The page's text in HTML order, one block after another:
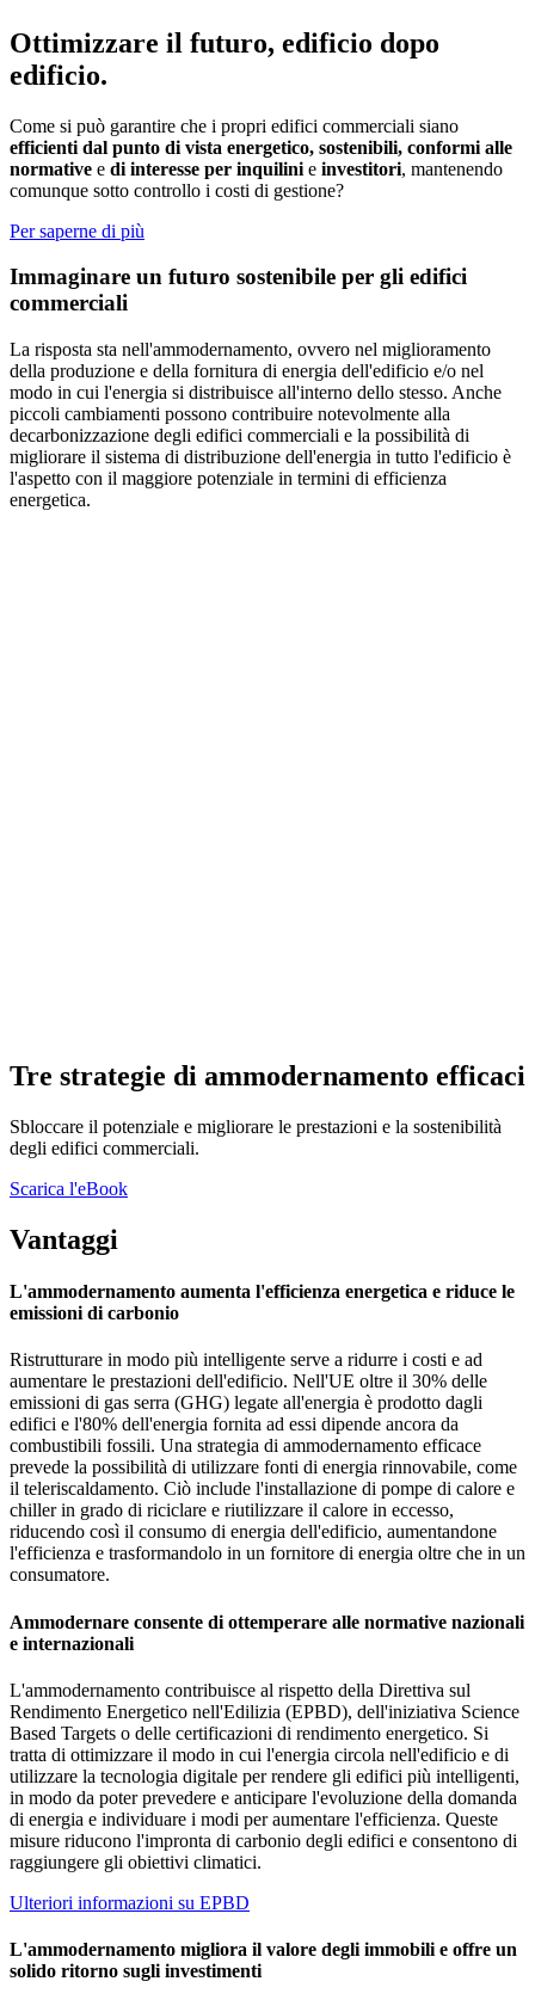
Ottimizzare il futuro, edificio dopo
edificio.
Come si può garantire che i propri edifici commerciali siano
efficienti dal punto di vista energetico, sostenibili, conformi alle
normative e di interesse per inquilini e investitori, mantenendo
comunque sotto controllo i costi di gestione?
Per saperne di più
Immaginare un futuro sostenibile per gli edifici
commerciali
La risposta sta nell'ammodernamento, ovvero nel miglioramento
della produzione e della fornitura di energia dell'edificio e/o nel
modo in cui l'energia si distribuisce all'interno dello stesso. Anche
piccoli cambiamenti possono contribuire notevolmente alla
decarbonizzazione degli edifici commerciali e la possibilità di
migliorare il sistema di distribuzione dell'energia in tutto l'edificio è
l'aspetto con il maggiore potenziale in termini di efficienza
energetica.
Tre strategie di ammodernamento efficaci
Sbloccare il potenziale e migliorare le prestazioni e la sostenibilità
degli edifici commerciali.
Scarica l'eBook
Vantaggi
L'ammodernamento aumenta l'efficienza energetica e riduce le
emissioni di carbonio
Ristrutturare in modo più intelligente serve a ridurre i costi e ad
aumentare le prestazioni dell'edificio. Nell'UE oltre il 30% delle
emissioni di gas serra (GHG) legate all'energia è prodotto dagli
edifici e l'80% dell'energia fornita ad essi dipende ancora da
combustibili fossili. Una strategia di ammodernamento efficace
prevede la possibilità di utilizzare fonti di energia rinnovabile, come
il teleriscaldamento. Ciò include l'installazione di pompe di calore e
chiller in grado di riciclare e riutilizzare il calore in eccesso,
riducendo così il consumo di energia dell'edificio, aumentandone
l'efficienza e trasformandolo in un fornitore di energia oltre che in un
consumatore.
Ammodernare consente di ottemperare alle normative nazionali
e internazionali
L'ammodernamento contribuisce al rispetto della Direttiva sul
Rendimento Energetico nell'Edilizia (EPBD), dell'iniziativa Science
Based Targets o delle certificazioni di rendimento energetico. Si
tratta di ottimizzare il modo in cui l'energia circola nell'edificio e di
utilizzare la tecnologia digitale per rendere gli edifici più intelligenti,
in modo da poter prevedere e anticipare l'evoluzione della domanda
di energia e individuare i modi per aumentare l'efficienza. Queste
misure riducono l'impronta di carbonio degli edifici e consentono di
raggiungere gli obiettivi climatici.
Ulteriori informazioni su EPBD
L'ammodernamento migliora il valore degli immobili e offre un
solido ritorno sugli investimenti